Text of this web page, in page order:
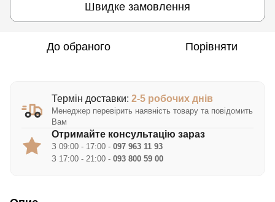
Швидке замовлення
До обраного Порівняти
Термін доставки: 2-5 робочих днів
Менеджер перевірить наявність товару та повідомить
Вам
Отримайте консультацію зараз
З 09:00 - 17:00 - 097 963 11 93
З 17:00 - 21:00 - 093 800 59 00